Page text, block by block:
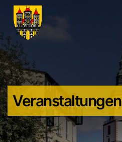
Veranstaltungen